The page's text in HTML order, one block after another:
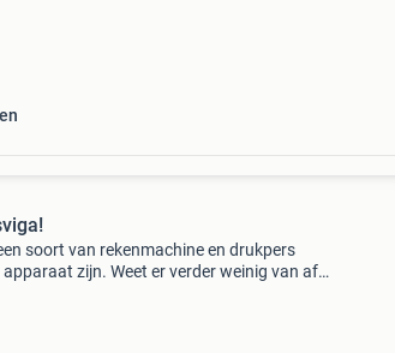
soort van rekenmachine en drukpers
zijn. Weet er verder weinig van af